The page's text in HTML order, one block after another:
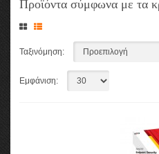
Προϊόντα σύμφωνα με τα
Ταξινόμηση:
Εμφάνιση: